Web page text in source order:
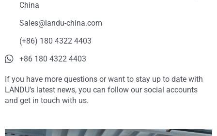
China
Sales@landu-china.com
(+86) 180 4322 4403
+86 180 4322 4403
If you have more questions or want to stay up to date with
LANDU’s latest news, you can follow our social accounts
and get in touch with us.